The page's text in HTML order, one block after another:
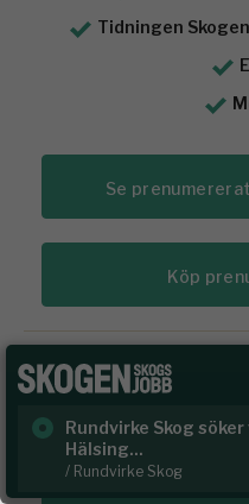
Tidningen
Se
Köp
Redan
Prenumererar du redan
in på
Rundvirke Skog
Hälsing...
/ Rundvirke Skog